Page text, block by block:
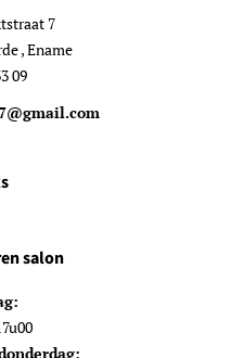
7
, Ename
09
salon